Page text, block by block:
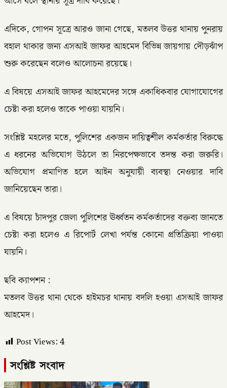
এদিকে, গোপন সূত্রে আরও জানা গেছে, মতলব উত্তর থানায় পুনরায়
বহাল থাকার জন্য এসআই জাফর আহমেদ বিভিন্ন জায়গায় দৌড়ঝাঁপ
শুরু করেছেন বলেও আলোচনা রয়েছে।
এ বিষয়ে এসআই জাফর আহমেদের সঙ্গে একাধিকবার যোগাযোগের
চেষ্টা করা হলেও তাকে পাওয়া যায়নি।
সংশ্লিষ্ট মহলের মতে, পুলিশের একজন দায়িত্বশীল কর্মকর্তার বিরুদ্ধে
এ ধরনের অভিযোগ উঠলে তা নিরপেক্ষভাবে তদন্ত করা জরুরি।
অভিযোগ প্রমাণিত হলে আইন অনুযায়ী ব্যবস্থা নেওয়ার দাবি
জানিয়েছেন তারা।
এ বিষয়ে চাঁদপুর জেলা পুলিশের ঊর্ধ্বতন কর্মকর্তাদের বক্তব্য জানতে
চেষ্টা করা হলেও এ রিপোর্ট লেখা পর্যন্ত কোনো প্রতিক্রিয়া পাওয়া
যায়নি।
ছবি ক্যাপশন :
মতলব উত্তর থানা থেকে হাইমচর থানায় বদলি হওয়া এসআই জাফর
আহমেদ।
Post Views:4
সংশ্লিষ্ট সংবাদ